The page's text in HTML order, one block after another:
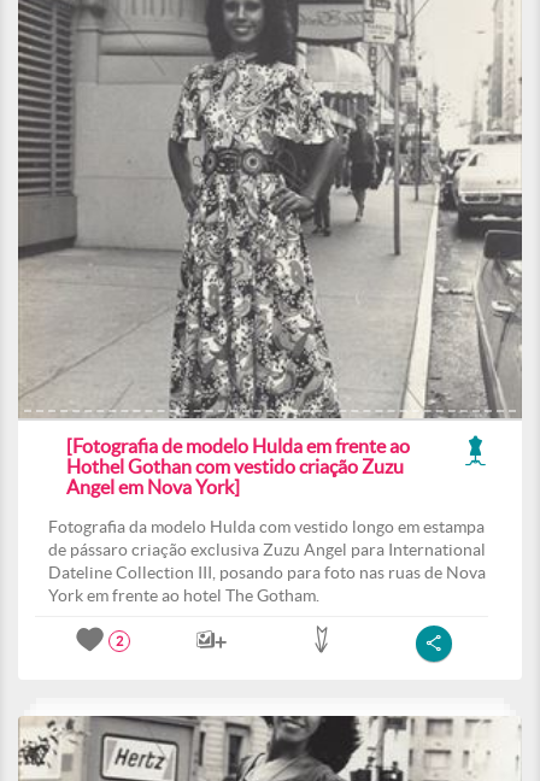
[Fotografia de modelo Hulda em frente ao
Hothel Gothan com vestido criação Zuzu
Angel em Nova York]
Fotografia da modelo Hulda com vestido longo em estampa
de pássaro criação exclusiva Zuzu Angel para International
Dateline Collection III, posando para foto nas ruas de Nova
York em frente ao hotel The Gotham.
2